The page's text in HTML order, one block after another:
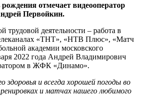
отмечает видеооператор
Первойкин.
трудовой деятельности – работа в
«ТНТ», «НТВ Плюс», «Матч
академии московского
2022 года Андрей Владимирович
в ЖФК «Динамо».
здоровья и всегда хорошей погоды во
и матчах нашего любимого